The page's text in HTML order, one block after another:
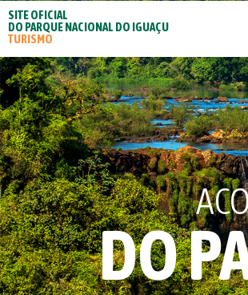
SITE OFICIAL
DO PARQUE NACIONAL DO IGUAÇU
TURISMO
DO